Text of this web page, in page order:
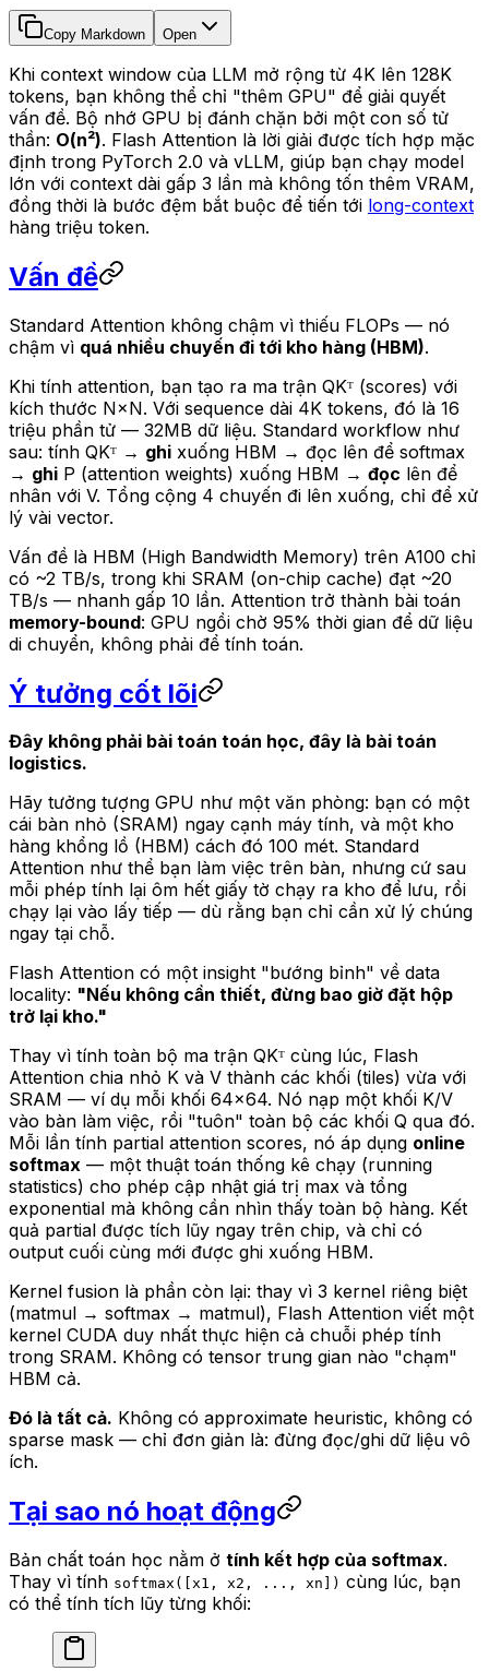
Copy Markdown Open
Khi context window của LLM mở rộng từ 4K lên 128K
tokens, bạn không thể chỉ "thêm GPU" để giải quyết
vấn đề. Bộ nhớ GPU bị đánh chặn bởi một con số tử
thần: O(n²). Flash Attention là lời giải được tích hợp mặc
định trong PyTorch 2.0 và vLLM, giúp bạn chạy model
lớn với context dài gấp 3 lần mà không tốn thêm VRAM,
đồng thời là bước đệm bắt buộc để tiến tới long-context
hàng triệu token.
Vấn đề
Standard Attention không chậm vì thiếu FLOPs — nó
chậm vì quá nhiều chuyến đi tới kho hàng (HBM).
Khi tính attention, bạn tạo ra ma trận QKᵀ (scores) với
kích thước N×N. Với sequence dài 4K tokens, đó là 16
triệu phần tử — 32MB dữ liệu. Standard workflow như
sau: tính QKᵀ → ghi xuống HBM → đọc lên để softmax
→ ghi P (attention weights) xuống HBM → đọc lên để
nhân với V. Tổng cộng 4 chuyến đi lên xuống, chỉ để xử
lý vài vector.
Vấn đề là HBM (High Bandwidth Memory) trên A100 chỉ
có ~2 TB/s, trong khi SRAM (on-chip cache) đạt ~20
TB/s — nhanh gấp 10 lần. Attention trở thành bài toán
memory-bound: GPU ngồi chờ 95% thời gian để dữ liệu
di chuyển, không phải để tính toán.
Ý tưởng cốt lõi
Đây không phải bài toán toán học, đây là bài toán
logistics.
Hãy tưởng tượng GPU như một văn phòng: bạn có một
cái bàn nhỏ (SRAM) ngay cạnh máy tính, và một kho
hàng khổng lồ (HBM) cách đó 100 mét. Standard
Attention như thể bạn làm việc trên bàn, nhưng cứ sau
mỗi phép tính lại ôm hết giấy tờ chạy ra kho để lưu, rồi
chạy lại vào lấy tiếp — dù rằng bạn chỉ cần xử lý chúng
ngay tại chỗ.
Flash Attention có một insight "bướng bỉnh" về data
locality: "Nếu không cần thiết, đừng bao giờ đặt hộp
trở lại kho."
Thay vì tính toàn bộ ma trận QKᵀ cùng lúc, Flash
Attention chia nhỏ K và V thành các khối (tiles) vừa với
SRAM — ví dụ mỗi khối 64×64. Nó nạp một khối K/V
vào bàn làm việc, rồi "tuôn" toàn bộ các khối Q qua đó.
Mỗi lần tính partial attention scores, nó áp dụng online
softmax — một thuật toán thống kê chạy (running
statistics) cho phép cập nhật giá trị max và tổng
exponential mà không cần nhìn thấy toàn bộ hàng. Kết
quả partial được tích lũy ngay trên chip, và chỉ có
output cuối cùng mới được ghi xuống HBM.
Kernel fusion là phần còn lại: thay vì 3 kernel riêng biệt
(matmul → softmax → matmul), Flash Attention viết một
kernel CUDA duy nhất thực hiện cả chuỗi phép tính
trong SRAM. Không có tensor trung gian nào "chạm"
HBM cả.
Đó là tất cả. Không có approximate heuristic, không có
sparse mask — chỉ đơn giản là: đừng đọc/ghi dữ liệu vô
ích.
Tại sao nó hoạt động
Bản chất toán học nằm ở tính kết hợp của softmax.
Thay vì tính softmax([x1, x2, ..., xn]) cùng lúc, bạn
có thể tính tích lũy từng khối: